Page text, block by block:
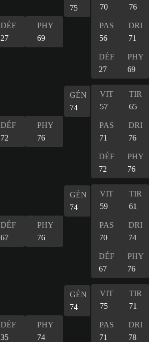
DÉF
27
PHY
69
75
70
76
PAS
56
DRI
71
DÉF
27
PHY
69
DÉF
72
PHY
76
GÉN
74
VIT
57
TIR
65
PAS
71
DRI
76
DÉF
72
PHY
76
DÉF
67
PHY
76
GÉN
74
VIT
59
TIR
61
PAS
70
DRI
74
DÉF
67
PHY
76
DÉF
35
PHY
74
GÉN
74
VIT
75
TIR
71
PAS
71
DRI
78